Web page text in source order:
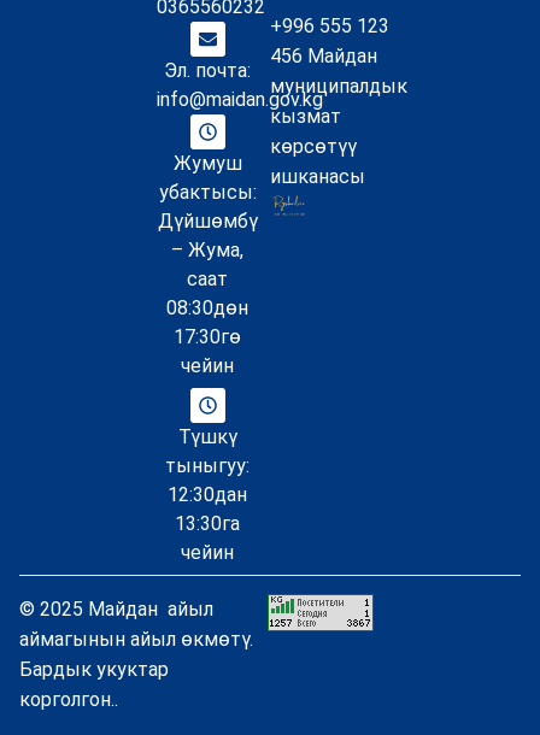
0365560232
Эл. почта:
info@maidan.gov.kg
Жумуш
убактысы:
Дүйшөмбү
– Жума,
саат
08:30дөн
17:30гө
чейин
Түшкү
тыныгуу:
12:30дан
13:30га
чейин
+996 555 123
456 Майдан
муниципалдык
кызмат
көрсөтүү
ишканасы
© 2025 Майдан айыл
аймагынын айыл өкмөтү.
Бардык укуктар
корголгон..